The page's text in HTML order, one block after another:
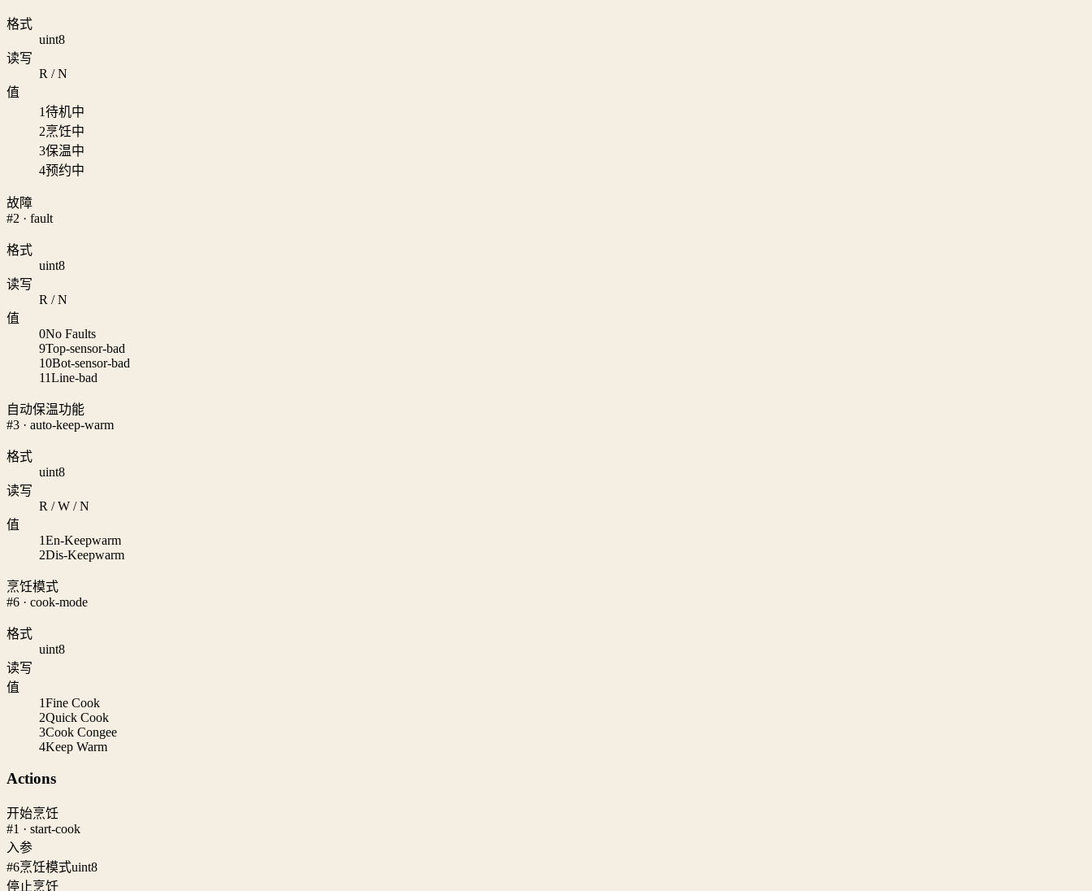
格式
uint8
读写
R / N
值
1待机中
2烹饪中
3保温中
4预约中
故障
#2 · fault
格式
uint8
读写
R / N
值
0No Faults
9Top-sensor-bad
10Bot-sensor-bad
11Line-bad
自动保温功能
#3 · auto-keep-warm
格式
uint8
读写
R / W / N
值
1En-Keepwarm
2Dis-Keepwarm
烹饪模式
#6 · cook-mode
格式
uint8
读写
值
1Fine Cook
2Quick Cook
3Cook Congee
4Keep Warm
Actions
开始烹饪
#1 · start-cook
入参
#6烹饪模式uint8
停止烹饪